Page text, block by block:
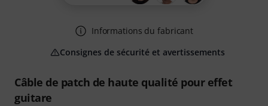
Câble de patch de haute qualité pour effet
guitare
Informations du fabricant
Consignes de sécurité et avertissements